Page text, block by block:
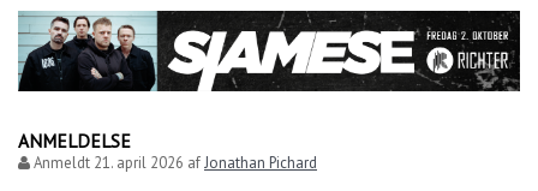
ANMELDELSE
Anmeldt 21. april 2026 afJonathan Pichard